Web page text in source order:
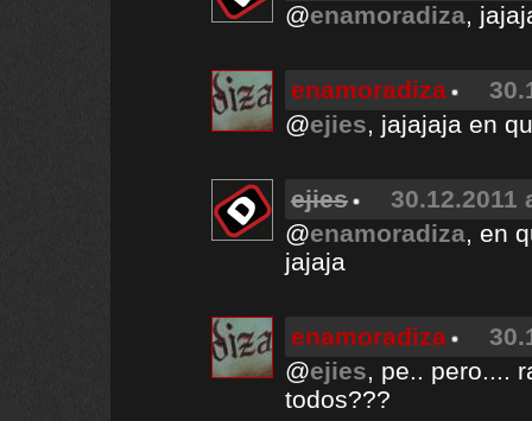
@enamoradiza,
enamoradiza
@ejies, jajajaja en
ejies
30.12.2011
@enamoradiza, en
jajaja
enamoradiza
@ejies, pe.. pero....
todos???